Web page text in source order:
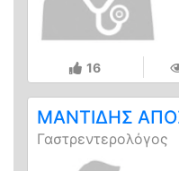
16
ΜΑΝΤΙΔΗΣ
Γαστρεντερολόγος